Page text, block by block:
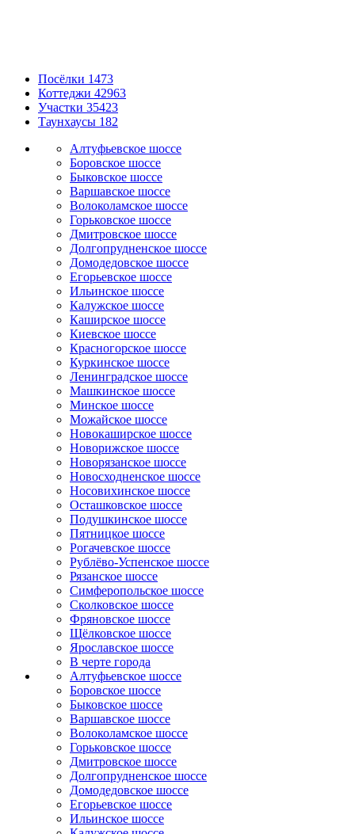
Посёлки 1473
Коттеджи 42963
Участки 35423
Таунхаусы 182
Алтуфьевское шоссе
Боровское шоссе
Быковское шоссе
Варшавское шоссе
Волоколамское шоссе
Горьковское шоссе
Дмитровское шоссе
Долгопрудненское шоссе
Домодедовское шоссе
Егорьевское шоссе
Ильинское шоссе
Калужское шоссе
Каширское шоссе
Киевское шоссе
Красногорское шоссе
Куркинское шоссе
Ленинградское шоссе
Машкинское шоссе
Минское шоссе
Можайское шоссе
Новокаширское шоссе
Новорижское шоссе
Новорязанское шоссе
Новосходненское шоссе
Носовихинское шоссе
Осташковское шоссе
Подушкинское шоссе
Пятницкое шоссе
Рогачевское шоссе
Рублёво-Успенское шоссе
Рязанское шоссе
Симферопольское шоссе
Сколковское шоссе
Фряновское шоссе
Щёлковское шоссе
Ярославское шоссе
B черте города
Алтуфьевское шоссе
Боровское шоссе
Быковское шоссе
Варшавское шоссе
Волоколамское шоссе
Горьковское шоссе
Дмитровское шоссе
Долгопрудненское шоссе
Домодедовское шоссе
Егорьевское шоссе
Ильинское шоссе